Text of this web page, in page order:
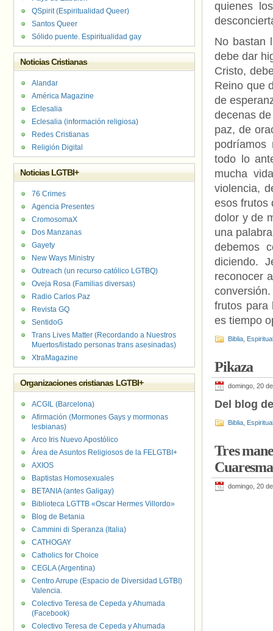
quienes
No bastan
debe dar
Cristo,
Reino que
de
decenas
paz, de
podríamos
todo lo
mucha
violencia,
esos frutos
dolor y de
una
debemos
diciendo.
reconocer
frutos para
es tiempo
Biblia
Pikaza
domingo, 20
Del blog
Biblia
Tres
domingo, 20
QSpirit (Espiritualidad Queer)
Santos Queer
Sólido puente. Espiritualidad gay
Noticias Cristianas
Alandar
América Magazine
Eclesalia
Eclesalia (información religiosa)
Redes Cristianas
Religión Digital
Noticias LGTBI+
76 Crimes
Agencia Presentes
CromosomaX
Dos Manzanas
Gayety
New Ways Ministry
Outreach (un recurso católico LGTBQ)
Oveja Rosa (Familias diversas)
Radio Carlos Paz
Revista GQ
SentidoG
Trans Lives Matter (Recordando a Nuestros
Muertos/listado personas trans asesinadas)
XtraMagazine
Organizaciones cristianas LGTBI+
ACGIL (Barcelona)
Afirmación (Mormones Gays y mormonas
lesbianas)
Arco Iris Nuevo Apostólico
Área de Asuntos Religiosos de la FELGTBI+
AXIOS
Baptistas Homosexuales
BETANIA (antes Galigay)
Biblioteca LGTTB «Oscar Hermes Villordo»
Blog de Betania
Cammini di Speranza (Italia)
CATHOGAY
Catholics for Choice
CEGLA (Argentina)
Centro Arrupe (Espacio de Diversidad LGTBI)
Valencia.
Colectivo Teresa de Cepeda y Ahumada
(Facebook)
Colectivo Teresa de Cepeda y Ahumada